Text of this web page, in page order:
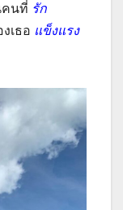
คนที่ รัก
เธอ แข็งแรง